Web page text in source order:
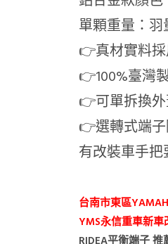
單顆重量：羽
👉真材實料採
👉100%臺灣
👉可單拆換外
👉選轉式端
有改裝車手
台南市東區
YMS永信重車新車